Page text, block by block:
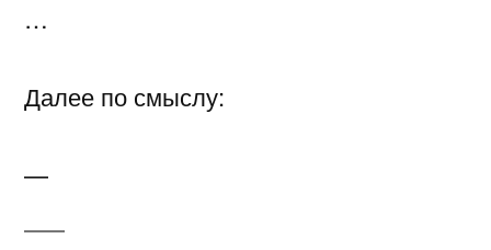
…
Далее по смыслу:
—